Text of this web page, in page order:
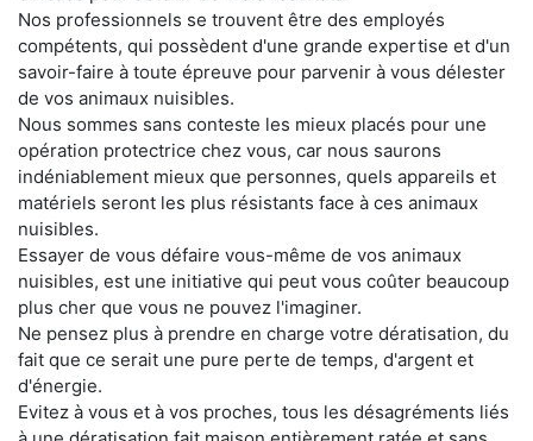
Nos professionnels se trouvent être des employés
compétents, qui possèdent d'une grande expertise et d'un
savoir-faire à toute épreuve pour parvenir à vous délester
de vos animaux nuisibles.
Nous sommes sans conteste les mieux placés pour une
opération protectrice chez vous, car nous saurons
indéniablement mieux que personnes, quels appareils et
matériels seront les plus résistants face à ces animaux
nuisibles.
Essayer de vous défaire vous-même de vos animaux
nuisibles, est une initiative qui peut vous coûter beaucoup
plus cher que vous ne pouvez l'imaginer.
Ne pensez plus à prendre en charge votre dératisation, du
fait que ce serait une pure perte de temps, d'argent et
d'énergie.
Evitez à vous et à vos proches, tous les désagréments liés